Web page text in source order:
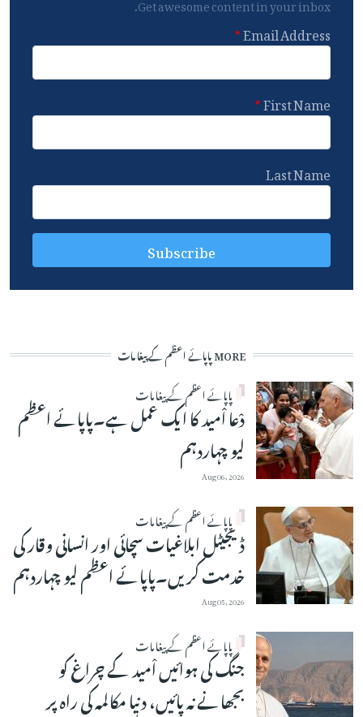
Email Address
First Name
Last Name
MORE پاپائے اعظم کے پیغامات
پاپائے اعظم کے پیغامات
دْعا اْمید کا ایک عمل ہے۔پاپائے اعظم
لیو چہاردہم
Aug 06, 2026
پاپائے اعظم کے پیغامات
ڈیجیٹل ابلاغیات سچائی اور انسانی وقار کی
خدمت کریں۔پاپائے اعظم لیو چہاردہم
Aug 05, 2026
پاپائے اعظم کے پیغامات
جنگ کی ہوائیں اْمید کے چراغ کو
بجھانے نہ پائیں، دنیا مکالمہ کی راہ پر